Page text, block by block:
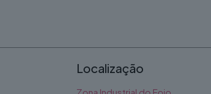
Localização